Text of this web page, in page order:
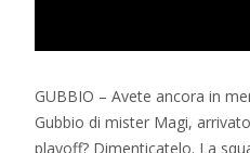
GUBBIO – Avete ancora in
Gubbio di mister Magi,
playoff? Dimenticatelo. La